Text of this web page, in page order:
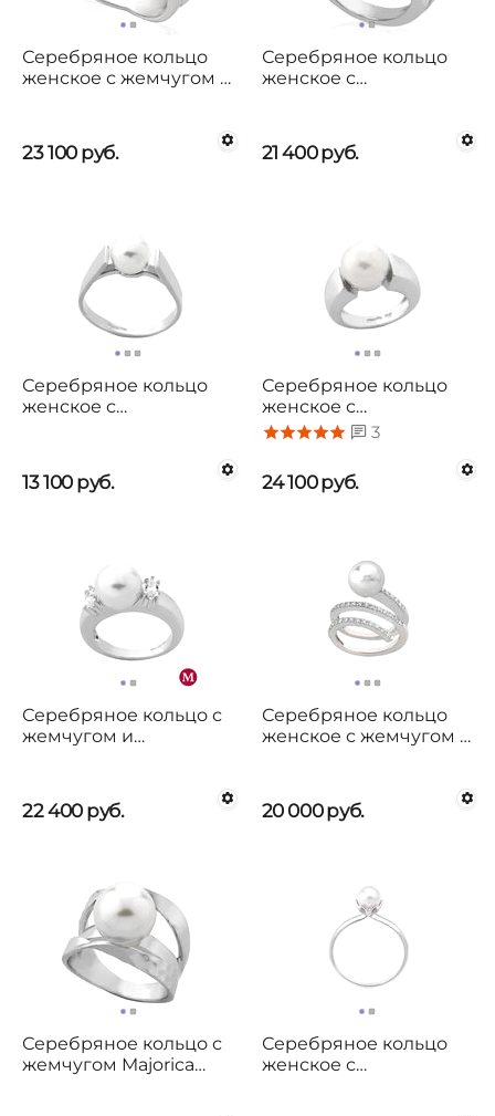
Серебряное кольцо
женское с жемчугом и
23 100 руб.
Серебряное кольцо
женское с
циркония Majorica
Exquisite
21 400руб.
Серебряное кольцо
женское с
Classic
13 100 руб.
Серебряное кольцо
женское с
органическим
Timeless
3
24 100руб.
Серебряное кольцо с
жемчугом и
22 400 руб.
Серебряное кольцо
женское с жемчугом и
20 000руб.
Серебряное кольцо с
жемчугом Majorica
Серебряное кольцо
женское с